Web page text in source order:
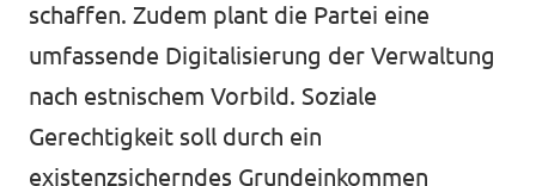
schaffen. Zudem plant die Partei eine
umfassende Digitalisierung der Verwaltung
nach estnischem Vorbild. Soziale
Gerechtigkeit soll durch ein
existenzsicherndes Grundeinkommen